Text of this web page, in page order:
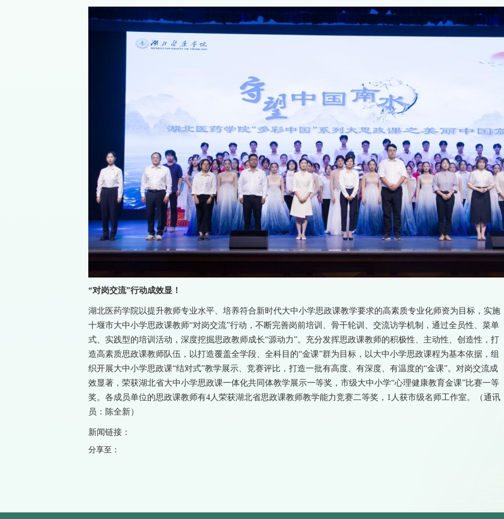
“对岗交流”行动成效显！
湖北医药学院以提升教师专业水平、培养符合新时代大中小学思政课教学要求的高素质专业化师资为目标，实施
十堰市大中小学思政课教师“对岗交流”行动，不断完善岗前培训、骨干轮训、交流访学机制，通过全员性、菜单
式、实践型的培训活动，深度挖掘思政教师成长“源动力”。充分发挥思政课教师的积极性、主动性、创造性，打
造高素质思政课教师队伍，以打造覆盖全学段、全科目的“金课”群为目标，以大中小学思政课程为基本依据，组
织开展大中小学思政课“结对式”教学展示、竞赛评比，打造一批有高度、有深度、有温度的“金课”。对岗交流成
效显著，荣获湖北省大中小学思政课一体化共同体教学展示一等奖，市级大中小学“心理健康教育金课”比赛一等
奖。各成员单位的思政课教师有4人荣获湖北省思政课教师教学能力竞赛二等奖，1人获市级名师工作室。（通讯
员：陈全新）
新闻链接：
分享至：